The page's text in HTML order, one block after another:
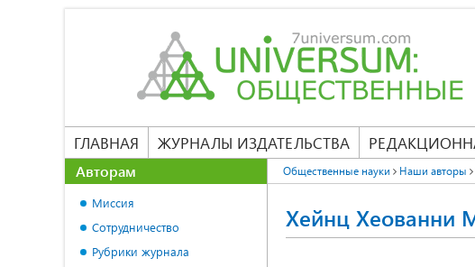
ГЛАВНАЯ ЖУРНАЛЫ ИЗДАТЕЛЬСТВА
Общественные науки Наши авторы
Хeйнц Хeованни
Авторам
Миссия
Сотрудничество
Рубрики журнала